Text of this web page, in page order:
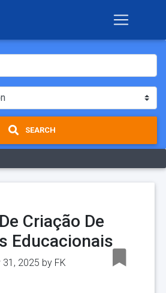
SEARCH
Criação De
Educacionais
2025 by FK